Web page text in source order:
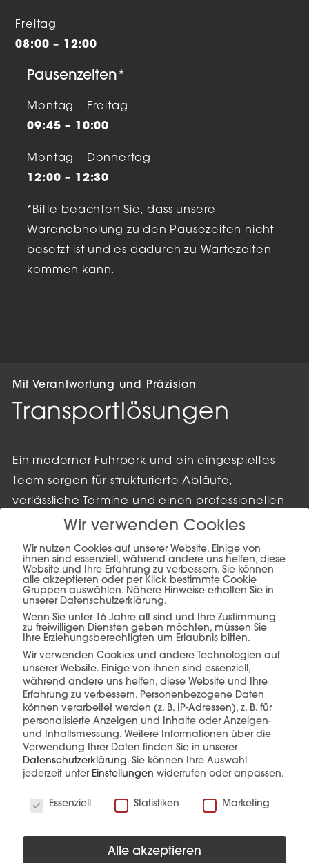
Freitag
08:00 – 12:00
Pausenzeiten*
Montag – Freitag
09:45 – 10:00
Montag – Donnertag
12:00 – 12:30
*Bitte beachten Sie, dass unsere
Warenabholung zu den Pausezeiten nicht
besetzt ist und es dadurch zu Wartezeiten
kommen kann.
Mit Verantwortung und Präzision
Transportlösungen
Ein moderner Fuhrpark und ein eingespieltes
Team sorgen für strukturierte Abläufe,
verlässliche Termine und einen professionellen
Umgang mit jeder Sendung.
Jeder Transport wird individuell geplant und
exakt auf die jeweiligen Anforderungen
abgestimmt – für eine sichere, effiziente und
reibungslose Umsetzung von der Abholung bis
zur Anlieferung.
Wir verwenden Cookies
Wir nutzen Cookies auf unserer Website. Einige von
ihnen sind essenziell, während andere uns helfen, diese
Website und Ihre Erfahrung zu verbessern. Sie können
alle akzeptieren oder per Klick bestimmte Cookie
Gruppen auswählen. Nähere Hinweise erhalten Sie in
unserer Datenschutzerklärung.
Wenn Sie unter 16 Jahre alt sind und Ihre Zustimmung
zu freiwilligen Diensten geben möchten, müssen Sie
Ihre Erziehungsberechtigten um Erlaubnis bitten.
Wir verwenden Cookies und andere Technologien auf
unserer Website. Einige von ihnen sind essenziell,
während andere uns helfen, diese Website und Ihre
Erfahrung zu verbessern. Personenbezogene Daten
können verarbeitet werden (z. B. IP-Adressen), z. B. für
personalisierte Anzeigen und Inhalte oder Anzeigen-
und Inhaltsmessung. Weitere Informationen über die
Verwendung Ihrer Daten finden Sie in unserer
Datenschutzerklärung. Sie können Ihre Auswahl
jederzeit unter Einstellungen widerrufen oder anpassen.
Essenziell
Statistiken Marketing
Alle akzeptieren